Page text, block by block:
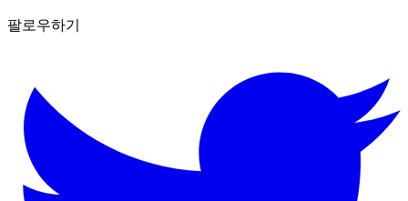
팔로우하기